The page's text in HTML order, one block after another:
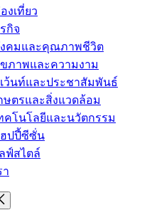
งเที่ยว
กิจ
คมและคุณภาพชีวิต
ภาพและความงาม
ว้นท์และประชาสัมพันธ์
ษตรและสิ่งแวดล้อม
คโนโลยีและนวัตกรรม
ปปี้ซีซั่น
ฟ์สไตล์
า